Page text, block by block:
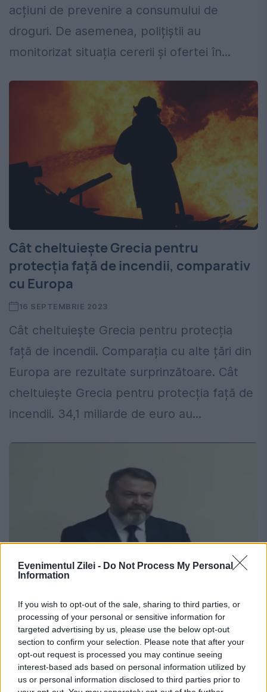
Evenimentul Zilei - Do Not Process My Personal
Information
If you wish to opt-out of the sale, sharing to third parties, or
processing of your personal or sensitive information for
targeted advertising by us, please use the below opt-out
section to confirm your selection. Please note that after your
opt-out request is processed you may continue seeing
interest-based ads based on personal information utilized by
us or personal information disclosed to third parties prior to
acțiuni de prevenire a consumului de
droguri. De asemenea, polițiștii au
monitorizat situația cererii și ofertei în...
Cât cheltuiește Grecia pentru
protecția față de incendii, comparativ
cu Europa
16 SEPTEMBRIE 2023
Cât cheltuiește Grecia pentru protecția
față de incendii. Comparația cu alte țări din
Europa are rezultate surprinzătoare. Cât
cheltuiește Grecia pentru protecția față de
incendii. 34,1 miliarde de euro au...
Românul Daniel-Marius Staicu, numit
șef la Combaterea Spălării Banilor în
Republica Moldova
1 DECEMBRIE 2022